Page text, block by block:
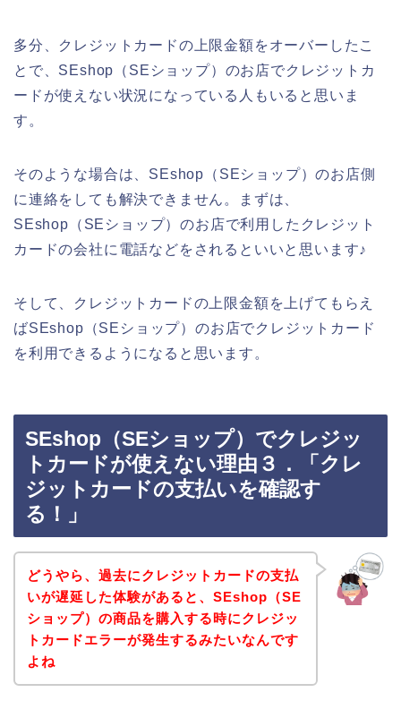
多分、クレジットカードの上限金額をオーバーしたこ
とで、SEshop（SEショップ）のお店でクレジットカ
ードが使えない状況になっている人もいると思いま
す。
そのような場合は、SEshop（SEショップ）のお店側
に連絡をしても解決できません。まずは、
SEshop（SEショップ）のお店で利用したクレジット
カードの会社に電話などをされるといいと思います♪
そして、クレジットカードの上限金額を上げてもらえ
ばSEshop（SEショップ）のお店でクレジットカード
を利用できるようになると思います。
SEshop（SEショップ）でクレジッ
トカードが使えない理由３．「クレ
ジットカードの支払いを確認す
る！」
どうやら、過去にクレジットカードの支払
いが遅延した体験があると、SEshop（SE
ショップ）の商品を購入する時にクレジッ
トカードエラーが発生するみたいなんです
よね